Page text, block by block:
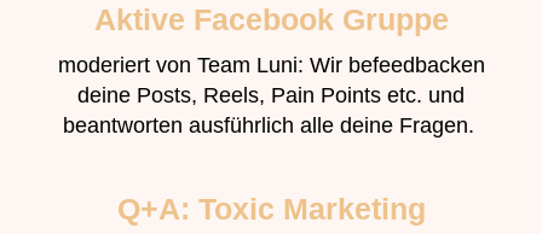
Aktive Facebook Gruppe
moderiert von Team Luni: Wir befeedbacken
deine Posts, Reels, Pain Points etc. und
beantworten ausführlich alle deine Fragen.
Q+A: Toxic Marketing